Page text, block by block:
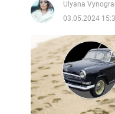
Ulyana
03.05.2024